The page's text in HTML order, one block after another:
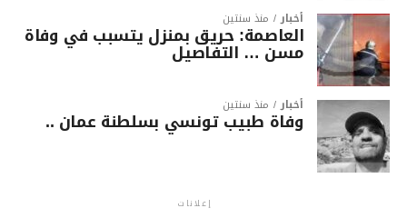
أخبار منذ سنتين
العاصمة: حريق بمنزل يتسبب في وفاة
مسن … التفاصيل
أخبار منذ سنتين
وفاة طبيب تونسي بسلطنة عمان ..
إعلانات